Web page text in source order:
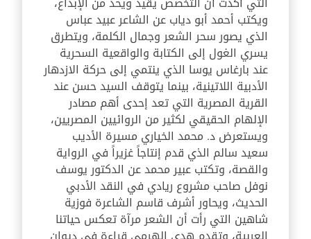
ويكتب أحمد أبو دياب عن الشاعر عبيد عباس
الذي يصور سحر الشعر وجمال الكلمة، ويتطرق
يسري الغول إلى الكتابة والواقعية السحرية
عند بارغاس يوسا الذي ينتمي إلى حركة الازدهار
الأدبية اللاتينية، بينما يتوقف السيد حسن عند
القرية المصرية التي تعد إحدى أهم مصادر
الإلهام الحقيقي لكثير من الروائيين المصريين،
ويستعرض د. محمد الخياري مسيرة الأديب
سعيد سالم الذي قدم إنتاجاً غزيراً في الرواية
والقصة، وتكتب عبير محمد عن الدكتور يوسف
نوفل صاحب مشروع ريادي في النقد الأدبي
الحديث، ويحاور أشرف قاسم الشاعرة فوزية
شاهين التي رأت أن الشعر مرآة تعكس حياتنا